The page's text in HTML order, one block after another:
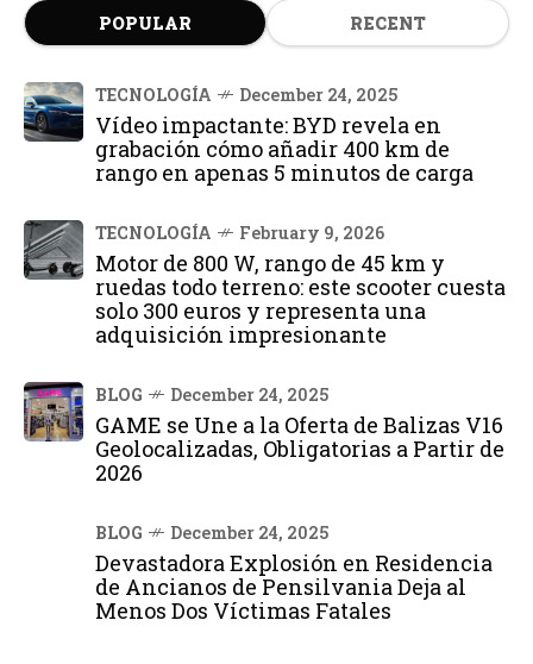
POPULAR RECENT
TECNOLOGÍA December 24, 2025
Vídeo impactante: BYD revela en
grabación cómo añadir 400 km de
rango en apenas 5 minutos de carga
TECNOLOGÍA February 9, 2026
Motor de 800 W, rango de 45 km y
ruedas todo terreno: este scooter cuesta
solo 300 euros y representa una
adquisición impresionante
BLOG December 24, 2025
GAME se Une a la Oferta de Balizas V16
Geolocalizadas, Obligatorias a Partir de
2026
BLOG December 24, 2025
Devastadora Explosión en Residencia
de Ancianos de Pensilvania Deja al
Menos Dos Víctimas Fatales